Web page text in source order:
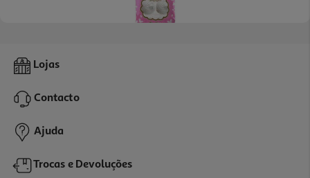
Doce Sefir Vkusnyasha Com Sabor Baunilha E Morango 350g
3,79 €
Lojas
Contacto
Ajuda
Trocas e Devoluções